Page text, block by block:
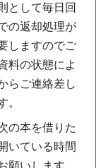
として毎日回
の返却処理が
しますのでご
料の状態によ
らご連絡差し
。
の本を借りた
いている時間
願いします。